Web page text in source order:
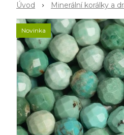
Úvod Minerální korálky a
Novinka